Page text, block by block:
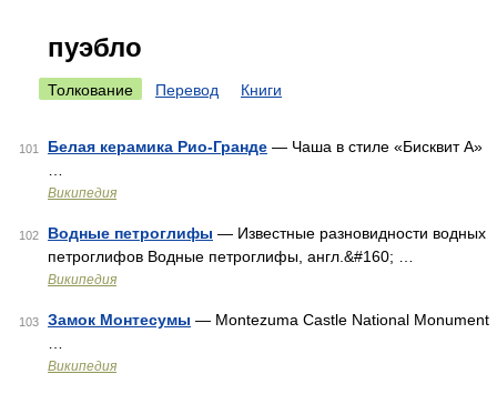
пуэбло
Толкование Перевод Книги
101 Белая керамика Рио-Гранде — Чаша в стиле «Бисквит A»
Википедия
102 Водные петроглифы — Известные разновидности водных
петроглифов Водные петроглифы, англ.&#160; …
Википедия
103 Замок Монтесумы — Montezuma Castle National Monument
Википедия